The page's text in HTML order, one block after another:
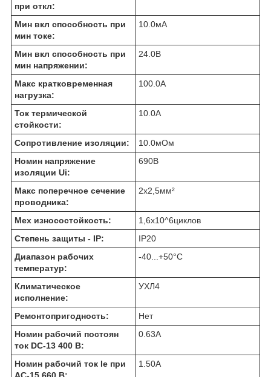
при откл:
Мин вкл способность при
мин токе:
10.0мА
Мин вкл способность при
мин напряжении:
24.0В
Макс кратковременная
нагрузка:
100.0А
Ток термической
стойкости:
10.0А
Сопротивление изоляции: 10.0мОм
Номин напряжение
изоляции Ui:
690В
Макс поперечное сечение
проводника:
2х2,5мм²
Мех износостойкость: 1,6х10^6циклов
Степень защиты - IP:
IP20
Диапазон рабочих
температур:
-40...+50°C
Климатическое
исполнение:
УХЛ4
Ремонтопригодность:
Нет
Номин рабочий постоян
ток DC-13 400 В:
0.63А
Номин рабочий ток Ie при
AC-15 660 В:
1.50А